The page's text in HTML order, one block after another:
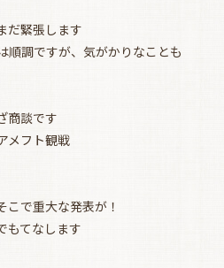
だ緊張します
順調ですが、気がかりなことも
商談です
メフト観戦
で重大な発表が！
もてなします